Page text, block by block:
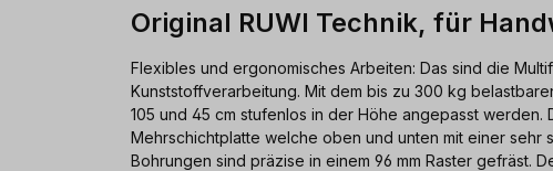
Original RUWI Technik, für
Flexibles und ergonomisches Arbeiten: Das sind die
Kunststoffverarbeitung. Mit dem bis zu 300 kg
105 und 45 cm stufenlos in der Höhe angepasst
Mehrschichtplatte welche oben und unten mit einer sehr
Bohrungen sind präzise in einem 96 mm Raster gefräst.